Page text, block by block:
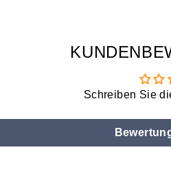
Schreiben Sie